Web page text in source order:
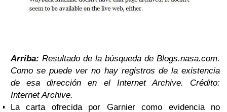
Arriba: Resultado de la búsqueda de Blogs.nasa.com.
Como se puede ver no hay registros de la existencia
de esa dirección en el Internet Archive. Crédito:
Internet Archive.
La carta ofrecida por Garnier como evidencia no